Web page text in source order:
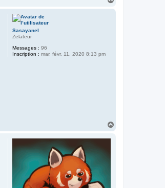
Sasayanel
Zelateur
Messages : 96
Inscription : mar. févr. 11, 2020 8:13 pm